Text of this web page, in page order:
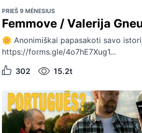
PRIEŠ 9 MĖNESIUS
Femmove / Valerija
🌼 Anonimiškai papasakoti savo
https://forms.gle/4o7hE7Xug1...
302
15.2t